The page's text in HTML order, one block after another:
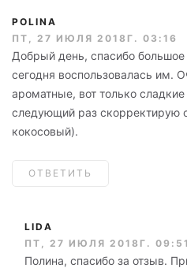
POLINA
ПТ, 27 ИЮЛЯ 2018Г. 03:16
Добрый день, спасибо большое
сегодня воспользовалась им.
ароматные, вот только
следующий раз скорректирую
кокосовый).
ОТВЕТИТЬ
LIDA
ПТ, 27 ИЮЛЯ 2018Г. 09:51
Полина, спасибо за отзыв.